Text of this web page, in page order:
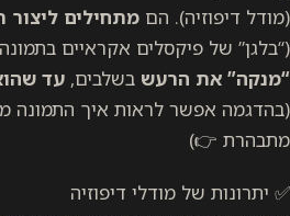
(מודל דיפוזיה). הם מתחילים
(“בלגן” של פיקסלים אקראיים
“מנקה” את הרעש בשלבים, עד
(בהדגמה אפשר לראות איך התמונה
מתבהרת 👉)
✅ יתרונות של מודלי דיפוזיה